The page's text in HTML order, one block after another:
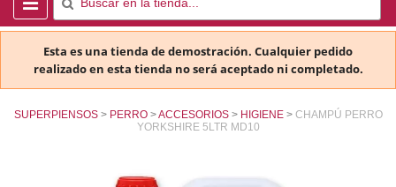
Esta es una tienda de demostración. Cualquier pedido
realizado en esta tienda no será aceptado ni completado.
SUPERPIENSOS PERRO ACCESORIOS HIGIENE
CHAMPÚ PERRO
YORKSHIRE 5LTR MD10